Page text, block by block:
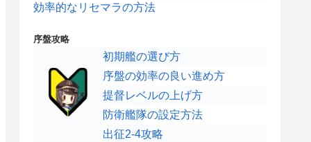
効率的なリセマラの方法
序盤攻略
初期艦の選び方
序盤の効率の良い進め方
提督レベルの上げ方
防衛艦隊の設定方法
出征2-4攻略